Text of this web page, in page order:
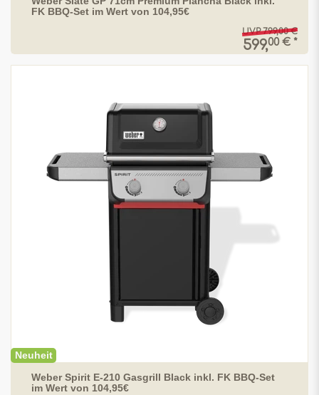
FK BBQ-Set im Wert von 104,95€
UVP 799,00 €
599,00 € *
Neuheit
Weber Spirit E-210 Gasgrill Black inkl. FK BBQ-Set
im Wert von 104,95€